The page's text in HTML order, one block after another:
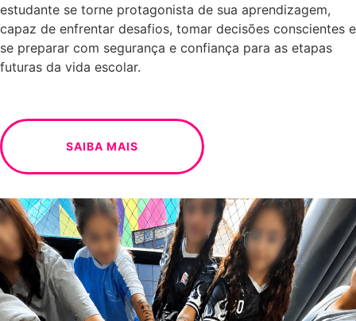
estudante se torne protagonista de sua aprendizagem,
capaz de enfrentar desafios, tomar decisões conscientes e
se preparar com segurança e confiança para as etapas
futuras da vida escolar.
SAIBA MAIS